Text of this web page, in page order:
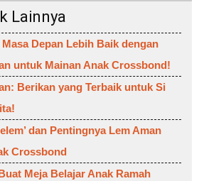
Lainnya
Depan Lebih Baik dengan
untuk Mainan Anak Crossbond!
Berikan yang Terbaik untuk Si
dan Pentingnya Lem Aman
Crossbond
Meja Belajar Anak Ramah